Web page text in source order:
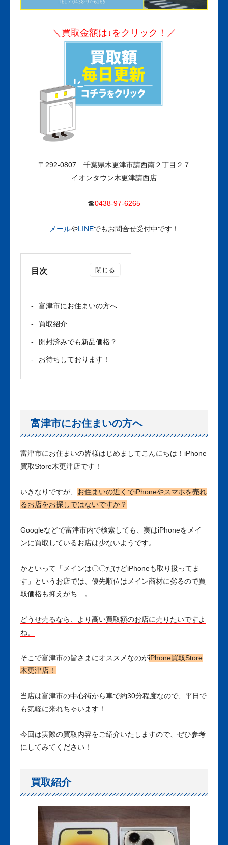
＼買取金額は↓をクリック！／
〒292-0807 千葉県木更津市請西南２丁目２７
イオンタウン木更津請西店
☎0438-97-6265
メールやLINEでもお問合せ受付中です！
目次
富津市にお住まいの方へ
買取紹介
開封済みでも新品価格？
お待ちしております！
富津市にお住まいの方へ
富津市にお住まいの皆様はじめましてこんにちは！iPhone
買取Store木更津店です！
いきなりですが、 お住まいの近くでiPhoneやスマホを売れ
るお店をお探しではないですか？
Googleなどで富津市内で検索しても、実はiPhoneをメイ
ンに買取しているお店は少ないようです。
かといって「メインは〇〇だけどiPhoneも取り扱ってま
す」というお店では、優先順位はメイン商材に劣るので買
取価格も抑えがち…。
どうせ売るなら、より高い買取額のお店に売りたいですよ
ね。
そこで富津市の皆さまにオススメなのがiPhone買取Store
木更津店！
当店は富津市の中心街から車で約30分程度なので、平日で
も気軽に来れちゃいます！
今回は実際の買取内容をご紹介いたしますので、ぜひ参考
にしてみてください！
買取紹介